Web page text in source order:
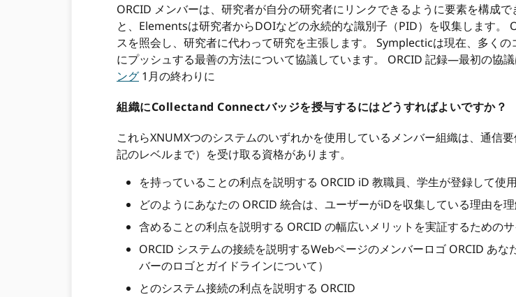
ORCID メンバーは、研究者が自分の研究者にリンクできるように要素を構成
と、Elementsは研究者からDOIなどの永続的な識別子（PID）を収集します。
スを照会し、研究者に代わって研究を主張します。 Symplecticは現在、多く
にプッシュする最善の方法について協議しています。 ORCID 記録—最初の協
ング 1月の終わりに
組織にCollectand Connectバッジを授与するにはどうすればよいですか？
これらXNUMXつのシステムのいずれかを使用しているメンバー組織は、通信
記のレベルまで）を受け取る資格があります。
を持っていることの利点を説明する ORCID iD 教職員、学生が登録して使
どのようにあなたの ORCID 統合は、ユーザーがiDを収集している理由を
含めることの利点を説明する ORCID の幅広いメリットを実証するための
ORCID システムの接続を説明するWebページのメンバーロゴ ORCID あ
バーのロゴとガイドラインについて）
とのシステム接続の利点を説明する ORCID